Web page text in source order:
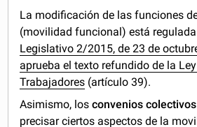
La modificación de las funciones
(movilidad funcional) está regulada
Legislativo 2/2015, de 23 de
aprueba el texto refundido de la
Trabajadores (artículo 39).
Asimismo, losconvenios colectivos
precisar ciertos aspectos de la